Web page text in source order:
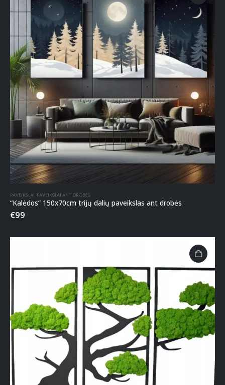
PAVEIKSLAI, PAVEIKSLAI ANT DROBĖS
“Kalėdos” 150x70cm trijų dalių paveikslas ant drobės
€99